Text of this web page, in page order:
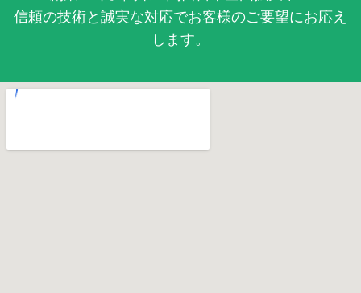
信頼の技術と誠実な対応でお客様のご要望にお応え
します。